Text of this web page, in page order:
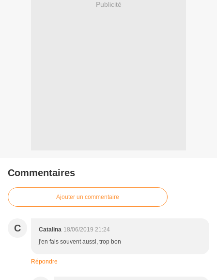
Publicité
Commentaires
Ajouter un commentaire
C Catalina 18/06/2019 21:24
j'en fais souvent aussi, trop bon
Répondre